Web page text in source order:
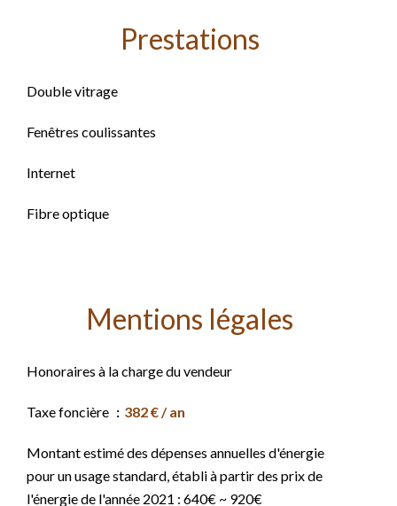
Prestations
Double vitrage
Fenêtres coulissantes
Internet
Fibre optique
Mentions légales
Honoraires à la charge du vendeur
Taxe foncière 382 € / an
Montant estimé des dépenses annuelles d'énergie
pour un usage standard, établi à partir des prix de
l'énergie de l'année 2021 : 640€ ~ 920€